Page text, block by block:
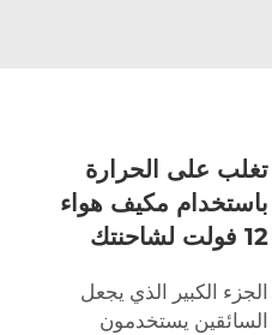
تغلب على الحرارة
باستخدام مكيف هواء
12 فولت لشاحنتك
الجزء الكبير الذي يجعل
السائقين يستخدمون